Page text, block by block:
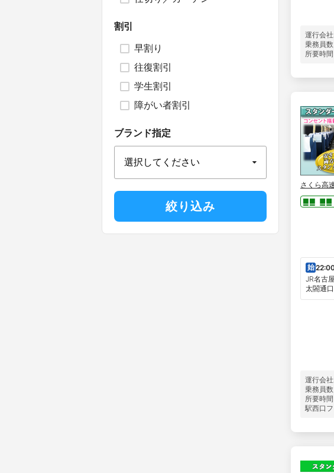
運行会
乗務員
所要時
さくら高
始
JR名古
太閤通
ゆりの
運行会
乗務員
所要時
駅西口
割引
早割り
往復割引
学生割引
障がい者割引
ブランド指定